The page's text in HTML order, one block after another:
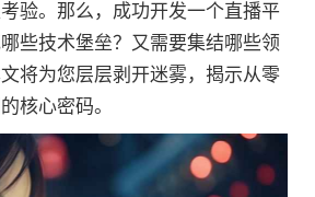
验。那么，成功开发一个直播平
些技术堡垒？又需要集结哪些领
将为您层层剥开迷雾，揭示从零
核心密码。